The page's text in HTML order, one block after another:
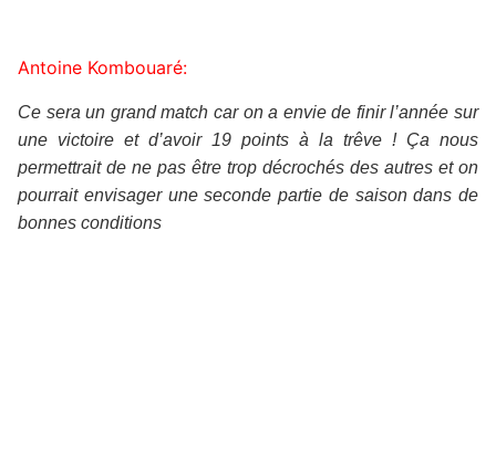
Antoine Kombouaré:
Ce sera un grand match car on a envie de finir l’année sur
une victoire et d’avoir 19 points à la trêve ! Ça nous
permettrait de ne pas être trop décrochés des autres et on
pourrait envisager une seconde partie de saison dans de
bonnes conditions